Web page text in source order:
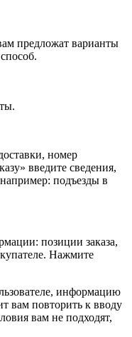
предложат варианты
номер
введите сведения,
подъезды в
позиции заказа,
Нажмите
информацию
вам повторить к вводу
вам не подходят,